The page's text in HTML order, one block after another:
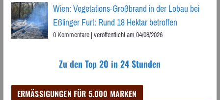
Wien: Vegetations-Großbrand in der Lobau bei
Eßlinger Furt: Rund 18 Hektar betroffen
0 Kommentare|veröffentlicht am 04/08/2026
Zu den Top 20 in 24 Stunden
ERMÄSSIGUNGEN FÜR 5.000 MARKEN